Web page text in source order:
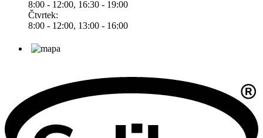
8:00 - 12:00, 16:30 - 19:00
Čtvrtek:
8:00 - 12:00, 13:00 - 16:00